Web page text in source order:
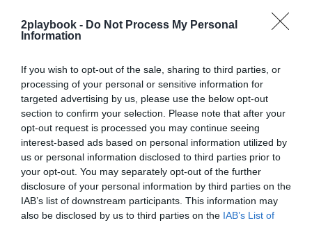
2playbook - Do Not Process My Personal
Information
If you wish to opt-out of the sale, sharing to third parties, or
processing of your personal or sensitive information for
targeted advertising by us, please use the below opt-out
section to confirm your selection. Please note that after your
opt-out request is processed you may continue seeing
interest-based ads based on personal information utilized by
us or personal information disclosed to third parties prior to
your opt-out. You may separately opt-out of the further
disclosure of your personal information by third parties on the
IAB’s list of downstream participants. This information may
also be disclosed by us to third parties on the IAB’s List of
Los Juegos Olímpicos de Los Ángeles 2028